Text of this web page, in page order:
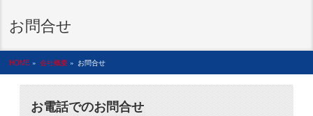
お問合せ
HOME » 会社概要 » お問合せ
お電話でのお問合せ